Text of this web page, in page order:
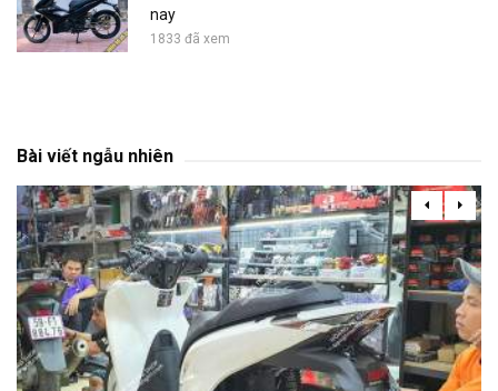
nay
1833 đã xem
Bài viết ngẫu nhiên